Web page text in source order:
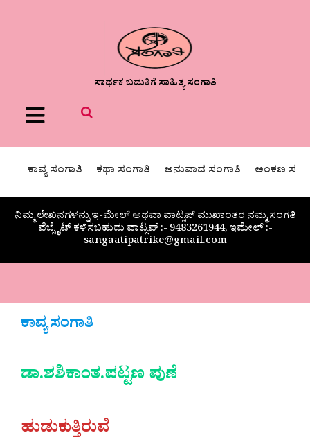
ಸಾರ್ಥಕ ಬದುಕಿಗೆ ಸಾಹಿತ್ಯ ಸಂಗಾತಿ
Menu
ಕಾವ್ಯ ಸಂಗಾತಿ ಕಥಾ ಸಂಗಾತಿ ಅನುವಾದ ಸಂಗಾತಿ ಅಂಕಣ
ನಿಮ್ಮ ಲೇಖನಗಳನ್ನು ಇ-ಮೇಲ್ ಅಥವಾ ವಾಟ್ಸಪ್ ಮುಖಾಂತರ ನಮ್ಮ ಸಂಗತಿ
ವೆಬ್ಸೈಟ್ ಕಳಿಸಬಹುದು ವಾಟ್ಸಪ್‌ :- 9483261944, ಇಮೇಲ್ :-
sangaatipatrike@gmail.com
ಕಾವ್ಯ ಸಂಗಾತಿ
ಡಾ.ಶಶಿಕಾಂತ.ಪಟ್ಟಣ ಪುಣೆ
ಹುಡುಕುತ್ತಿರುವೆ